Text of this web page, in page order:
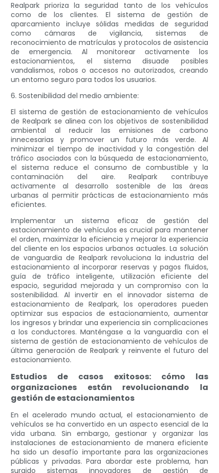
Realpark prioriza la seguridad tanto de los vehículos
como de los clientes. El sistema de gestión de
aparcamiento incluye sólidas medidas de seguridad
como cámaras de vigilancia, sistemas de
reconocimiento de matrículas y protocolos de asistencia
de emergencia. Al monitorear activamente los
estacionamientos, el sistema disuade posibles
vandalismos, robos o accesos no autorizados, creando
un entorno seguro para todos los usuarios.
6. Sostenibilidad del medio ambiente:
El sistema de gestión de estacionamiento de vehículos
de Realpark se alinea con los objetivos de sostenibilidad
ambiental al reducir las emisiones de carbono
innecesarias y promover un futuro más verde. Al
minimizar el tiempo de inactividad y la congestión del
tráfico asociados con la búsqueda de estacionamiento,
el sistema reduce el consumo de combustible y la
contaminación del aire. Realpark contribuye
activamente al desarrollo sostenible de las áreas
urbanas al permitir prácticas de estacionamiento más
eficientes.
Implementar un sistema eficaz de gestión del
estacionamiento de vehículos es crucial para mantener
el orden, maximizar la eficiencia y mejorar la experiencia
del cliente en los espacios urbanos actuales. La solución
de vanguardia de Realpark revoluciona la industria del
estacionamiento al incorporar reservas y pagos fluidos,
guía de tráfico inteligente, utilización eficiente del
espacio, seguridad mejorada y un compromiso con la
sostenibilidad. Al invertir en el innovador sistema de
estacionamiento de Realpark, los operadores pueden
optimizar sus espacios de estacionamiento, aumentar
los ingresos y brindar una experiencia sin complicaciones
a los conductores. Manténgase a la vanguardia con el
sistema de gestión de estacionamiento de vehículos de
última generación de Realpark y reinvente el futuro del
estacionamiento.
Estudios de casos exitosos: cómo las
organizaciones están revolucionando la
gestión de estacionamientos
En el acelerado mundo actual, el estacionamiento de
vehículos se ha convertido en un aspecto esencial de la
vida urbana. Sin embargo, gestionar y organizar las
instalaciones de estacionamiento de manera eficiente
ha sido un desafío importante para las organizaciones
públicas y privadas. Para abordar este problema, han
surgido sistemas innovadores de gestión de